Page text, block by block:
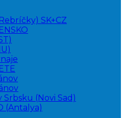
SK+CZ
Srbsku (Novi Sad)
(Antalya)